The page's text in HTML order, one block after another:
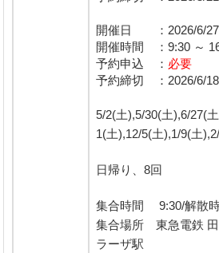
開催日 ：2026/6/
開催時間 ：9:30 ～
予約申込 ： 必要
予約締切 ：2026/6/
5/2(土),5/30(土),6/27(
1(土),12/5(土),1/9(土
日帰り、8回
集合時間 9:30/解散
集合場所 東急電鉄
ラーザ駅